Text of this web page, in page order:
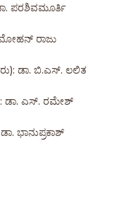
ಪರಶಿವಮೂರ್ತಿ
ಮೋಹನ್ ರಾಜು
ಡಾ. ಬಿ.ಎಸ್. ಲಲಿತ
ಡಾ. ಎಸ್. ರಮೇಶ್
ಭಾನುಪ್ರಕಾಶ್